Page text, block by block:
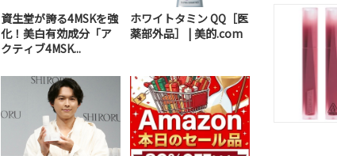
資生堂が誇る4MSKを強
化！美白有効成分「ア
クティブ4MSK...
ホワイトタミン QQ［医
薬部外品］ | 美的.com